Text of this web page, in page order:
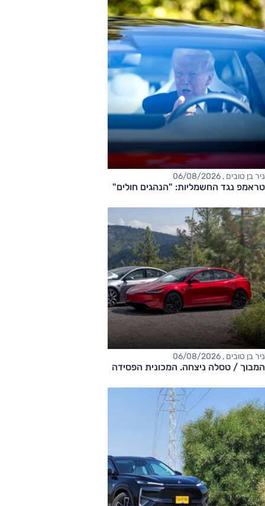
ניר בן טובים , 06/08/2026
טראמפ נגד החשמליות: "הנהגים חולים"
ניר בן טובים , 06/08/2026
המבוך / טסלה ניצחה. המכונית הפסידה